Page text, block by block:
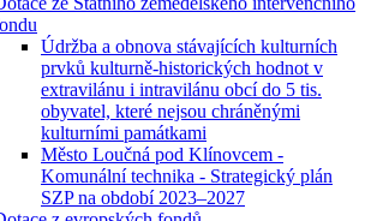
Údržba a obnova stávajících kulturních
prvků kulturně-historických hodnot v
extravilánu i intravilánu obcí do 5 tis.
obyvatel, které nejsou chráněnými
kulturními památkami
Město Loučná pod Klínovcem -
Komunální technika - Strategický plán
SZP na období 2023–2027